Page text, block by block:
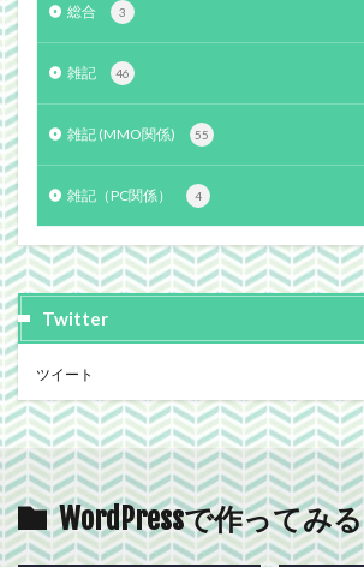
総合 3
雑記 46
雑記 (MMO関係) 55
雑記（PC関係） 4
Twitter
ツイート
WordPressで作ってみる